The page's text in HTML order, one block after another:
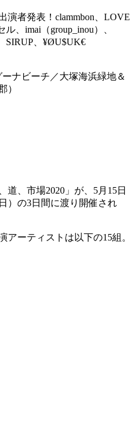
演者発表！clammbon、LOVE
、imai（group_inou）、
SIRUP、¥ØU$UK€
ーナビーチ／大塚海浜緑地＆
）
道、市場2020 」が、 5月 15日
）の3日間に渡り開催され
アーティストは以下の15組。